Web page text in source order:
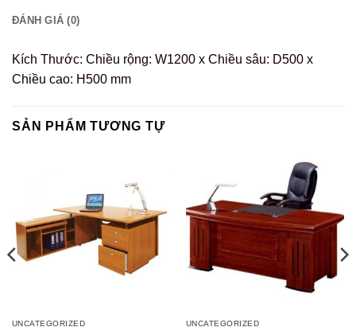
ĐÁNH GIÁ (0)
Kích Thước: Chiều rộng: W1200 x Chiều sâu: D500 x
Chiều cao: H500 mm
SẢN PHẨM TƯƠNG TỰ
UNCATEGORIZED UNCATEGORIZED